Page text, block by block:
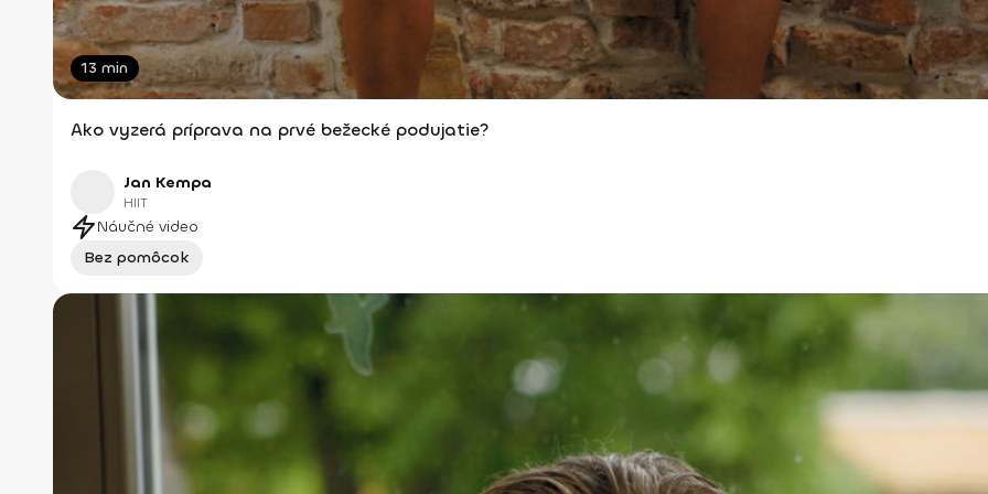
13 min
Ako vyzerá príprava na prvé bežecké podujatie?
Jan Kempa
HIIT
Náučné video
Bez pomôcok